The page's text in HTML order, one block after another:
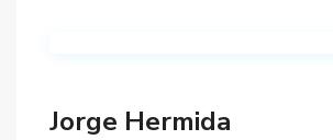
Jorge Hermida